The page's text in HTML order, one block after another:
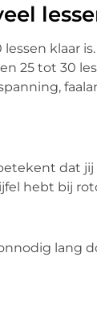
klaar
25 tot 30
dat
hebt bij
lang